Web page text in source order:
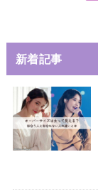
新着記事